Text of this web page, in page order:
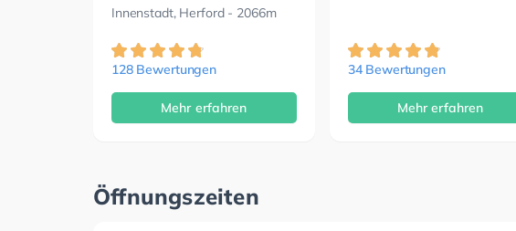
Innenstadt, Herford- 2066m
128 Bewertungen
Mehr erfahren
34 Bewertungen
Mehr erfahren
Öffnungszeiten